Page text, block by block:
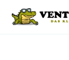
Inhalt